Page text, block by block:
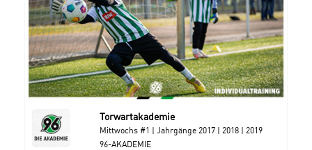
Torwartakademie
Mittwochs #1 | Jahrgänge 2017 | 2018 | 2019
96-AKADEMIE